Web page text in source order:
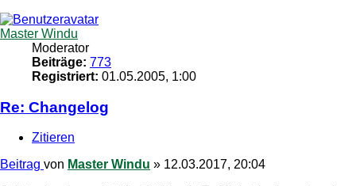
Master Windu
Moderator
Beiträge: 773
Registriert: 01.05.2005, 1:00
Re: Changelog
Zitieren
Beitrag von Master Windu » 12.03.2017, 20:04